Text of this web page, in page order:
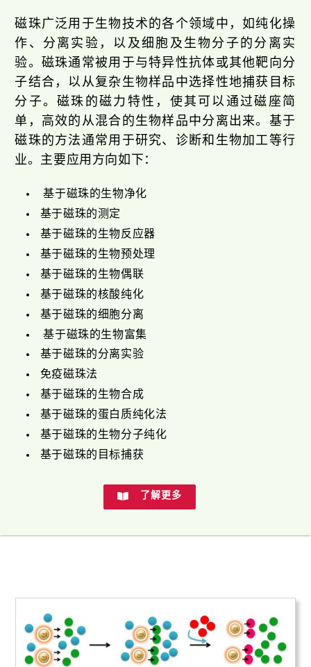
磁珠广泛用于生物技术的各个领域中，如纯化操
作、分离实验，以及细胞及生物分子的分离实
验。磁珠通常被用于与特异性抗体或其他靶向分
子结合，以从复杂生物样品中选择性地捕获目标
分子。磁珠的磁力特性，使其可以通过磁座简
单，高效的从混合的生物样品中分离出来。基于
磁珠的方法通常用于研究、诊断和生物加工等行
业。主要应用方向如下：
基于磁珠的生物净化
基于磁珠的测定
基于磁珠的生物反应器
基于磁珠的生物预处理
基于磁珠的生物偶联
基于磁珠的核酸纯化
基于磁珠的细胞分离
基于磁珠的生物富集
基于磁珠的分离实验
免疫磁珠法
基于磁珠的生物合成
基于磁珠的蛋白质纯化法
基于磁珠的生物分子纯化
基于磁珠的目标捕获
了解更多